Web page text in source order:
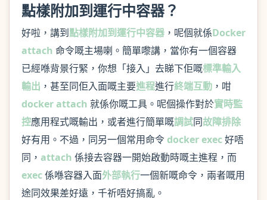
點樣附加到運行中容器？
好啦，講到點樣附加到運行中容器 ，呢個就係Docker
attach 命令嘅主場喇。簡單嚟講，當你有一個容器
已經喺背景行緊，你想「接入」去睇下佢嘅標準輸入
輸出 ，甚至同佢入面嘅主要進程進行終端互動 ，咁
docker attach 就係你嘅工具。呢個操作對於實時監
控應用程式嘅輸出，或者進行簡單嘅調試同故障排除
好有用。不過，同另一個常用命令 docker exec好唔
同， attach 係接去容器一開始啟動時嘅主進程，而
exec係喺容器入面外部執行一個新嘅命令，兩者嘅用
途同效果差好遠，千祈唔好搞亂。